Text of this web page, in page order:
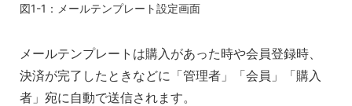
図1-1：メールテンプレート設定画面
メールテンプレートは購入があった時や会員登録時、
決済が完了したときなどに「管理者」「会員」「購入
者」宛に自動で送信されます。